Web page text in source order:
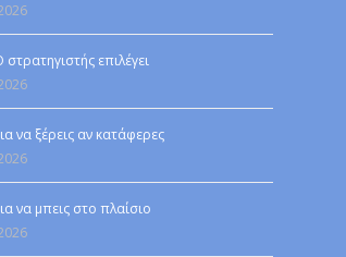
επιλέγει
να ξέρεις αν κατάφερες
να μπεις στο πλαίσιο